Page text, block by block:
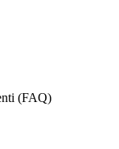
(FAQ)